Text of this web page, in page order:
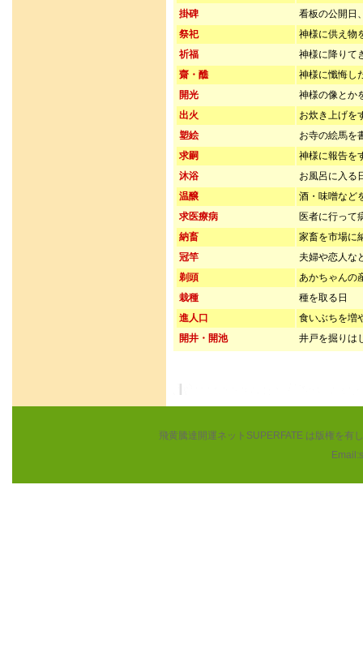
掛碑
看板の公開日
祭祀
神様に供え物
祈福
神様に降りて
齋・醮
神様に懺悔し
開光
神様の像とか
出火
お炊き上げを
塑絵
お寺の絵馬を
求嗣
神様に報告を
沐浴
お風呂に入る
温醸
酒・味噌など
求医療病
医者に行って
納畜
家畜を市場に
冠竿
夫婦や恋人な
剃頭
あかちゃんの
栽種
種を取る日
進人口
食いぶちを増
開井・開池
井戸を掘りは
飛黄騰達開運ネットSUPERFATE は版権を有
Email: